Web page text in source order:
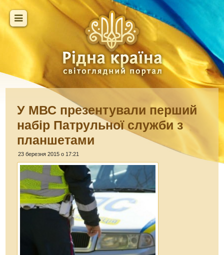
У МВС презентували перший
набір Патрульної служби з
планшетами
23 березня 2015 о 17:21